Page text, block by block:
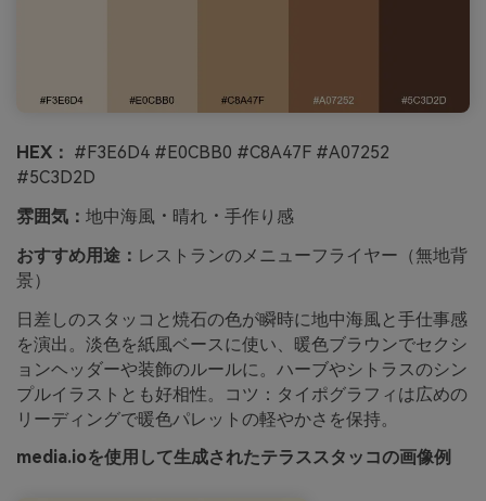
HEX： #F3E6D4 #E0CBB0 #C8A47F #A07252
#5C3D2D
雰囲気： 地中海風・晴れ・手作り感
おすすめ用途： レストランのメニューフライヤー（無地背
景）
日差しのスタッコと焼石の色が瞬時に地中海風と手仕事感
を演出。淡色を紙風ベースに使い、暖色ブラウンでセクシ
ョンヘッダーや装飾のルールに。ハーブやシトラスのシン
プルイラストとも好相性。コツ：タイポグラフィは広めの
リーディングで暖色パレットの軽やかさを保持。
media.ioを使用して生成されたテラススタッコの画像例